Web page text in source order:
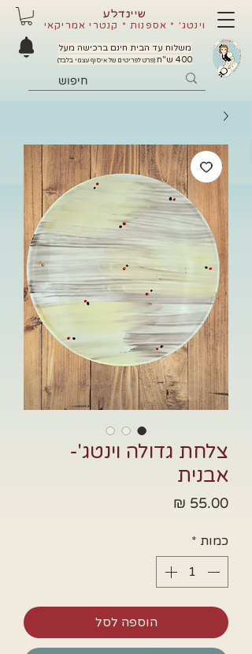
שיינדלע
וינטג' * אספנות * קנטרי אמריקאי
משלוח עד הבית חינם ברכישה מעל
400 ש"ח
(פרט לפריטים של איסוף עצמי בלבד)
צלחת גדולה וינטג'-
אבנית
כמות *
הוספה לסל